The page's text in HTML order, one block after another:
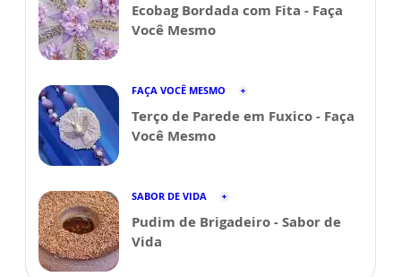
Ecobag Bordada com Fita - Faça
Você Mesmo
FAÇA VOCÊ MESMO
Terço de Parede em Fuxico - Faça
Você Mesmo
SABOR DE VIDA
Pudim de Brigadeiro - Sabor de
Vida